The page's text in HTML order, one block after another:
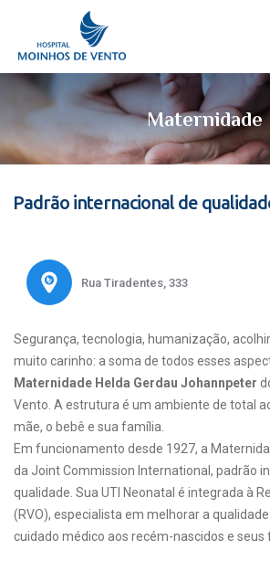
Maternidade
Padrão internacional de
Rua Tiradentes, 333
Segurança, tecnologia, humanização,
muito carinho: a soma de todos esses
Maternidade Helda Gerdau Johannpeter
Vento. A estrutura é um ambiente de total
mãe, o bebê e sua família.
Em funcionamento desde 1927, a
da Joint Commission International, padrão
qualidade. Sua UTI Neonatal é integrada à
(RVO), especialista em melhorar a
cuidado médico aos recém-nascidos e seus